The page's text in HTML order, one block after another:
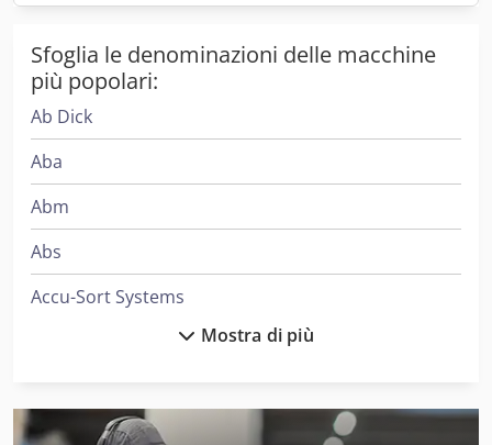
Sfoglia le denominazioni delle macchine
più popolari:
Ab Dick
Aba
Abm
Abs
Accu-Sort Systems
Alber
Mostra di più